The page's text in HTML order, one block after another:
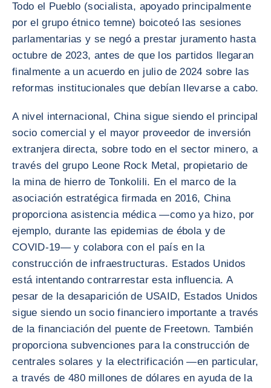
Todo el Pueblo (socialista, apoyado principalmente
por el grupo étnico temne) boicoteó las sesiones
parlamentarias y se negó a prestar juramento hasta
octubre de 2023, antes de que los partidos llegaran
finalmente a un acuerdo en julio de 2024 sobre las
reformas institucionales que debían llevarse a cabo.
A nivel internacional, China sigue siendo el principal
socio comercial y el mayor proveedor de inversión
extranjera directa, sobre todo en el sector minero, a
través del grupo Leone Rock Metal, propietario de
la mina de hierro de Tonkolili. En el marco de la
asociación estratégica firmada en 2016, China
proporciona asistencia médica —como ya hizo, por
ejemplo, durante las epidemias de ébola y de
COVID-19— y colabora con el país en la
construcción de infraestructuras. Estados Unidos
está intentando contrarrestar esta influencia. A
pesar de la desaparición de USAID, Estados Unidos
sigue siendo un socio financiero importante a través
de la financiación del puente de Freetown. También
proporciona subvenciones para la construcción de
centrales solares y la electrificación —en particular,
a través de 480 millones de dólares en ayuda de la